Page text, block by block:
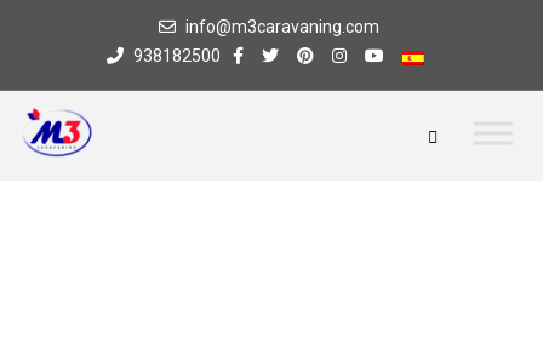
info@m3caravaning.com
938182500